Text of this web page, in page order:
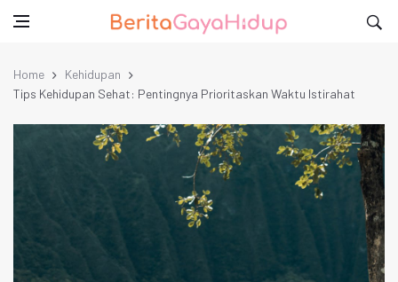
Home
Kehidupan
Tips Kehidupan Sehat: Pentingnya Prioritaskan Waktu Istirahat